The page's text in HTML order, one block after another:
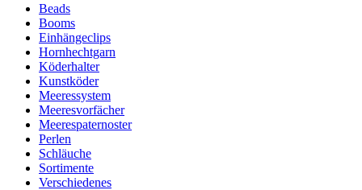
Beads
Booms
Einhängeclips
Hornhechtgarn
Köderhalter
Kunstköder
Meeressystem
Meeresvorfächer
Meerespaternoster
Perlen
Schläuche
Sortimente
Verschiedenes